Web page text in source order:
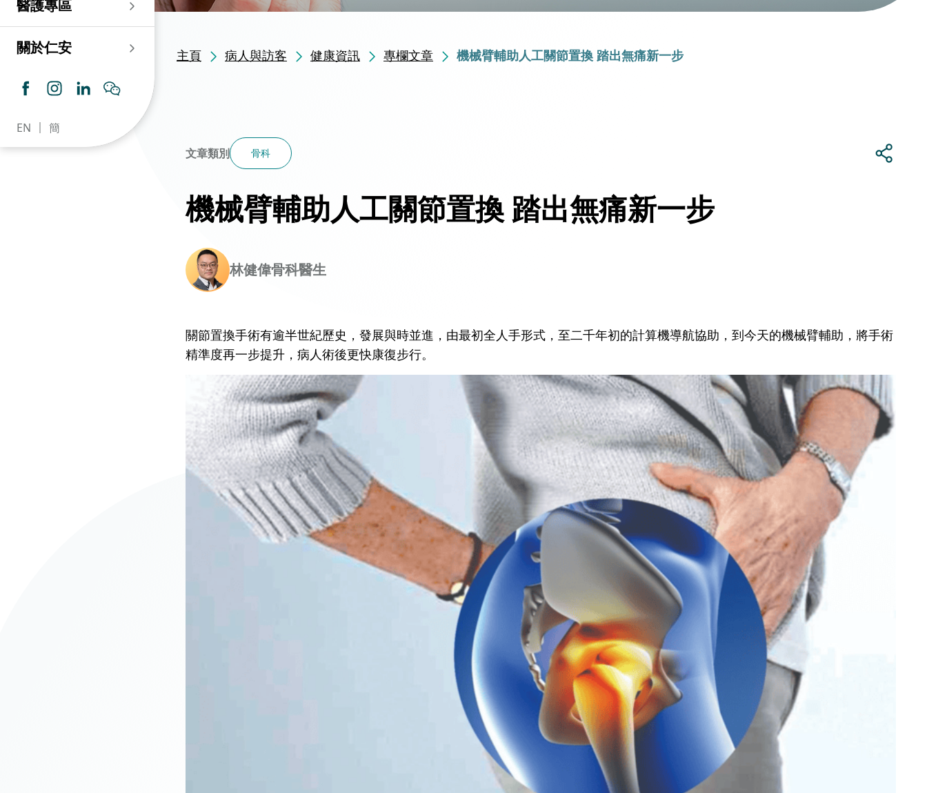
老人科
血液及血液腫瘤科
感染及傳染病科
耳鼻喉科
兒科
心理衛生服務 / 精神科
傷口及造口專科護理服
務
藥房​
仁安心臟中心
內分泌及糖尿專科診
仁安眼科中心
醫護專區
關於仁安
EN 簡
主頁 病人與訪客 健康資訊 專欄文章 機械臂輔助人工關節置換 踏出無痛新一步
文章類別 骨科
機械臂輔助人工關節置換 踏出無痛新一步
林健偉骨科醫生
關節置換手術有逾半世紀歷史，發展與時並進，由最初全人手形式，至二千年初的計算機導航協助，到今天的機械臂輔助，將手術
精準度再一步提升，病人術後更快康復步行。